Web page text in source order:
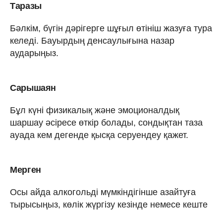
Таразы
Бәлкім, бүгін дәрігерге шұғыл өтініш жазуға тура
келеді. Бауырдың денсаулығына назар
аударыңыз.
Сарышаян
Бұл күні физикалық және эмоционалдық
шаршау әсіресе өткір болады, сондықтан таза
ауада кем дегенде қысқа серуендеу қажет.
Мерген
Осы айда алкогольді мүмкіндігінше азайтуға
тырысыңыз, көлік жүргізу кезінде немесе кеште